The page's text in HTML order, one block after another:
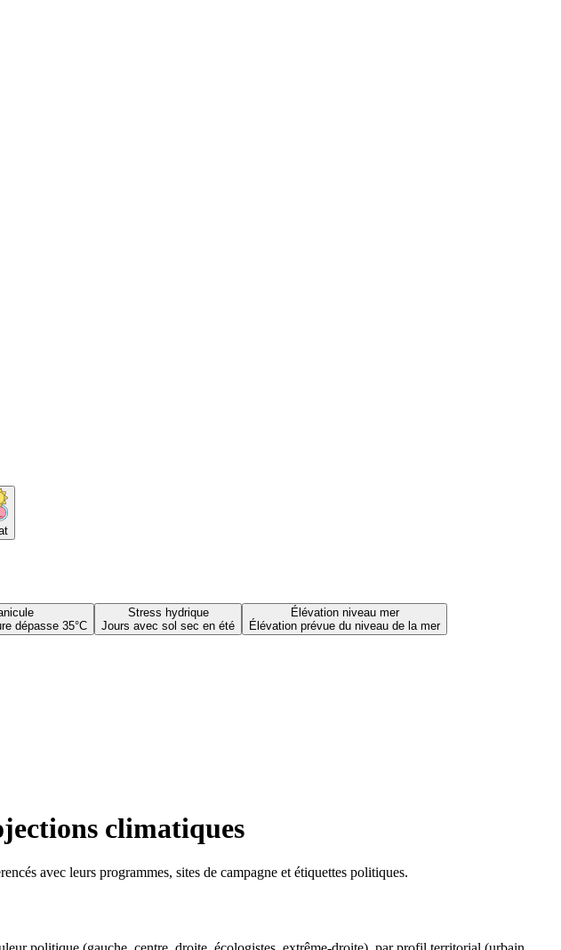
dépasse 35°C
Stress hydrique
Jours avec sol sec en été
Élévation niveau mer
Élévation prévue du niveau de la mer
climatiques
avec leurs programmes, sites de campagne et étiquettes politiques.